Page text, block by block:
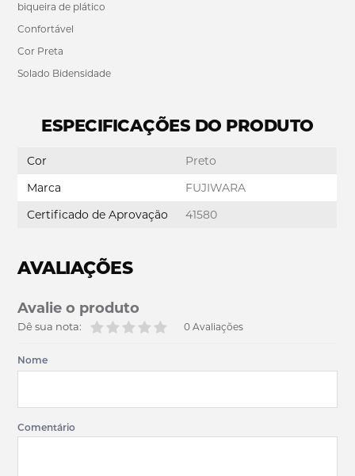
biqueira de plático
Confortável
Cor Preta
Solado Bidensidade
ESPECIFICAÇÕES DO PRODUTO
Cor
Preto
Marca
FUJIWARA
Certificado de Aprovação
41580
AVALIAÇÕES
Avalie o produto
0 Avaliações
Dê sua nota:
Nome
Comentário